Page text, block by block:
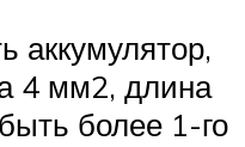
аккумулятор,
4 мм2, длина
более 1-го